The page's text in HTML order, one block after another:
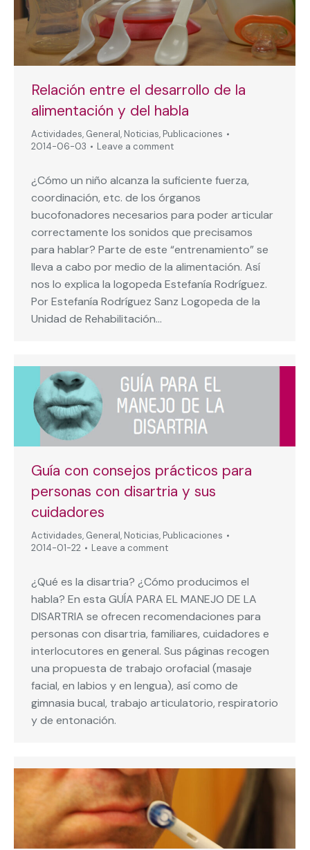
Relación entre el desarrollo de la
alimentación y del habla
Actividades, General, Noticias, Publicaciones
2014-06-03
Leave a comment
¿Cómo un niño alcanza la suficiente fuerza,
coordinación, etc. de los órganos
bucofonadores necesarios para poder articular
correctamente los sonidos que precisamos
para hablar? Parte de este “entrenamiento” se
lleva a cabo por medio de la alimentación. Así
nos lo explica la logopeda Estefanía Rodríguez.
Por Estefanía Rodríguez Sanz Logopeda de la
Unidad de Rehabilitación…
Guía con consejos prácticos para
personas con disartria y sus
cuidadores
Actividades, General, Noticias, Publicaciones
2014-01-22
Leave a comment
¿Qué es la disartria? ¿Cómo producimos el
habla? En esta GUÍA PARA EL MANEJO DE LA
DISARTRIA se ofrecen recomendaciones para
personas con disartria, familiares, cuidadores e
interlocutores en general. Sus páginas recogen
una propuesta de trabajo orofacial (masaje
facial, en labios y en lengua), así como de
gimnasia bucal, trabajo articulatorio, respiratorio
y de entonación.